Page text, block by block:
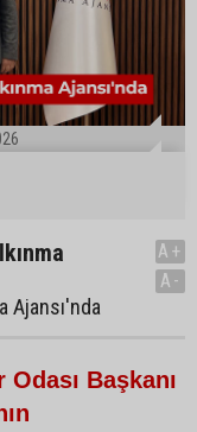
Ajansı'nda
A+
A-
Başkanı